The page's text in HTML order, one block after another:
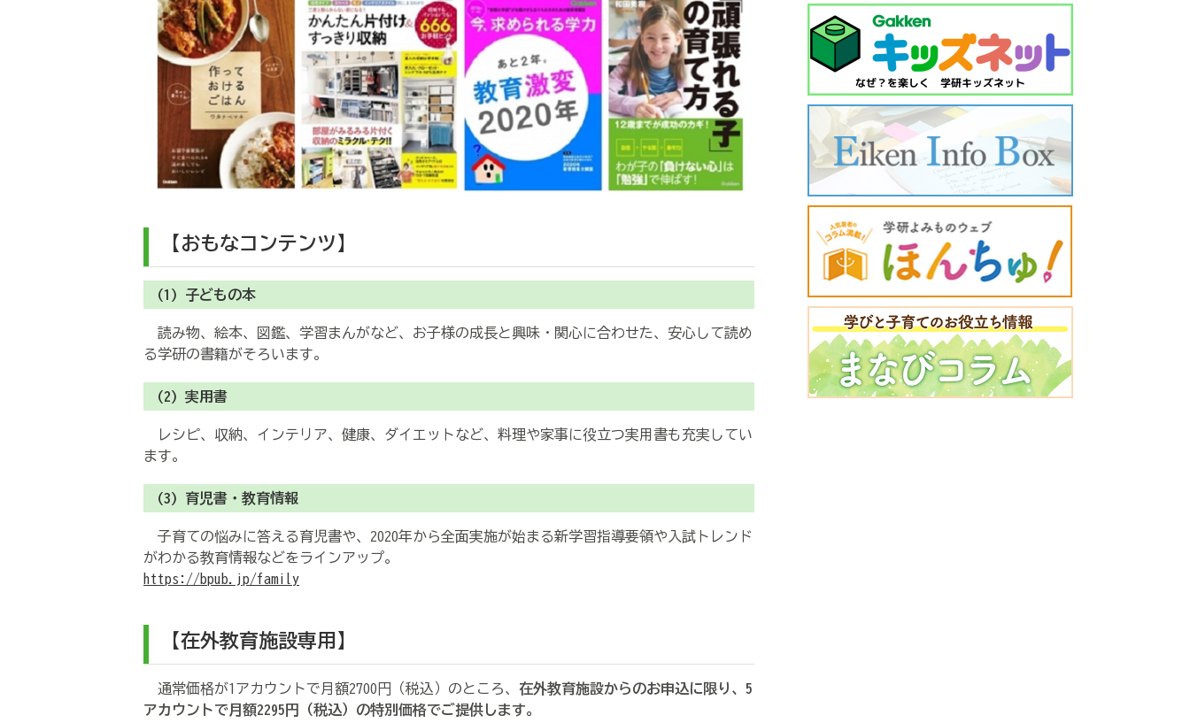
【おもなコンテンツ】
(1) 子どもの本
読み物、絵本、図鑑、学習まんがなど、お子様の成長と興味・関心に合わせた、安心して読め
る学研の書籍がそろいます。
(2) 実用書
レシピ、収納、インテリア、健康、ダイエットなど、料理や家事に役立つ実用書も充実してい
ます。
(3) 育児書・教育情報
子育ての悩みに答える育児書や、2020年から全面実施が始まる新学習指導要領や入試トレンド
がわかる教育情報などをラインアップ。
https://bpub.jp/family
【在外教育施設専用】
通常価格が1アカウントで月額2700円（税込）のところ、 在外教育施設からのお申込に限り、5
アカウントで月額2295円（税込）の特別価格でご提供します。